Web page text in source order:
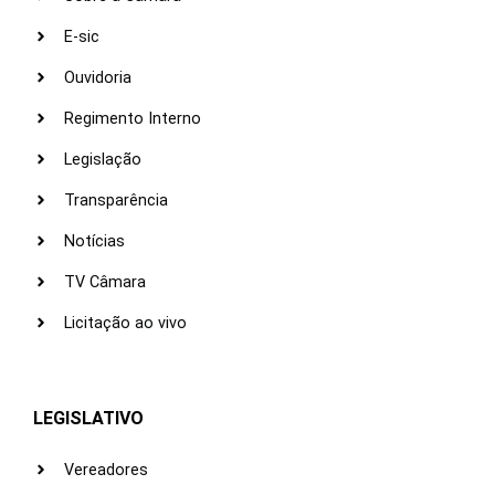
E-sic
Ouvidoria
Regimento Interno
Legislação
Transparência
Notícias
TV Câmara
Licitação ao vivo
LEGISLATIVO
Vereadores